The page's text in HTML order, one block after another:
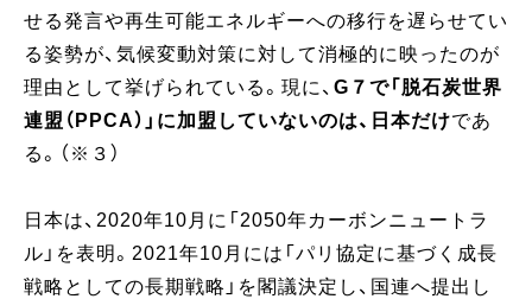
せる発言や再生可能エネルギーへの移行を遅らせてい
る姿勢が、気候変動対策に対して消極的に映ったのが
理由として挙げられている。現に、 G７で「脱石炭世界
連盟（PPCA）」に加盟していないのは、日本だけであ
る。（※３）
日本は、2020年10月に「2050年カーボンニュートラ
ル」を表明。2021年10月には「パリ協定に基づく成長
戦略としての長期戦略」を閣議決定し、国連へ提出し